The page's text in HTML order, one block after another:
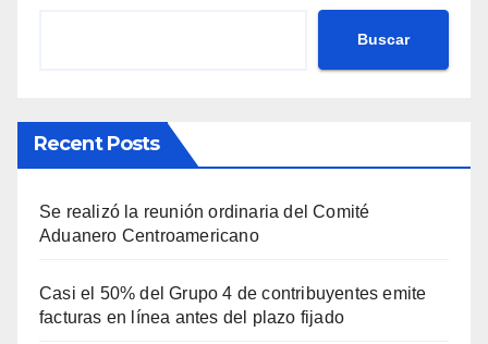
Buscar
Recent Posts
Se realizó la reunión ordinaria del Comité
Aduanero Centroamericano
Casi el 50% del Grupo 4 de contribuyentes emite
facturas en línea antes del plazo fijado